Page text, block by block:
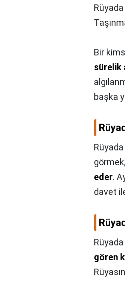
Bir
sürelik
başka
görmek,
eder.
davet
Rüyada
gören